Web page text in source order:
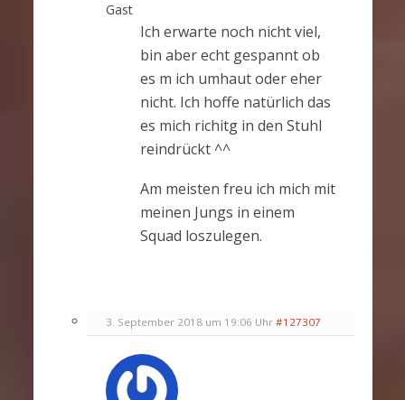
Gast
Ich erwarte noch nicht viel,
bin aber echt gespannt ob
es m ich umhaut oder eher
nicht. Ich hoffe natürlich das
es mich richitg in den Stuhl
reindrückt ^^
Am meisten freu ich mich mit
meinen Jungs in einem
Squad loszulegen.
3. September 2018 um 19:06 Uhr #127307